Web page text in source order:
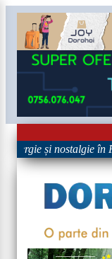
și nostalgie în